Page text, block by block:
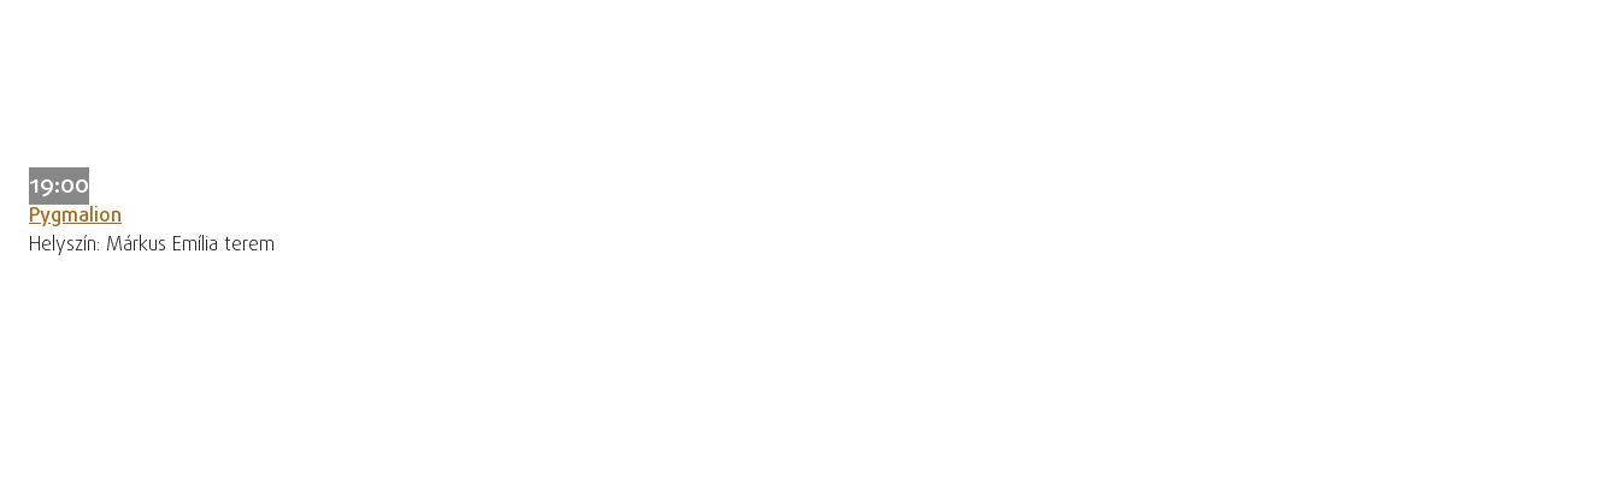
19:00
Pygmalion
Helyszín: Márkus Emília terem